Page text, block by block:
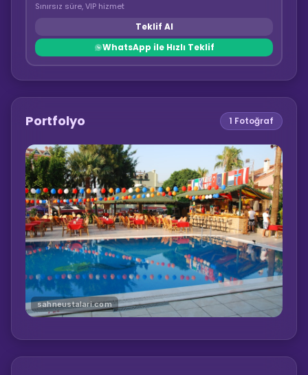
Sınırsız süre, VIP hizmet
Teklif Al
WhatsApp ile Hızlı Teklif
Portfolyo 1 Fotoğraf
sahneustalari.com